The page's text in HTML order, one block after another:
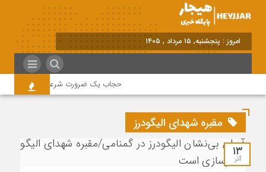
امروز : پنجشنبه, ۱۵ مرداد , ۱۴۰۵
حجاب یک ضرورت شرعی قانونی و همه
مقبره شهدای الیگودرز
۱۳
آذر